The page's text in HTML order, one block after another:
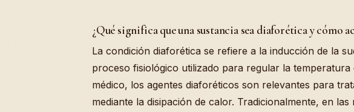
¿Qué significa que una sustancia sea diaforética y cómo
La condición diaforética se refiere a la inducción de la
proceso fisiológico utilizado para regular la
médico, los agentes diaforéticos son relevantes para
mediante la disipación de calor. Tradicionalmente, en